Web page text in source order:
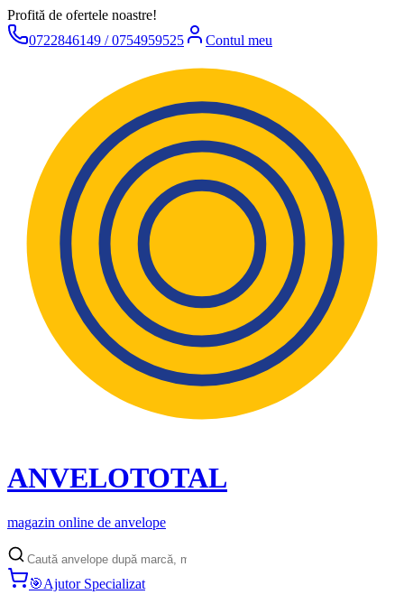
Profită de ofertele noastre!
0722846149 / 0754959525
Contul meu
ANVELOTOTAL
magazin online de anvelope
🎯Ajutor Specializat